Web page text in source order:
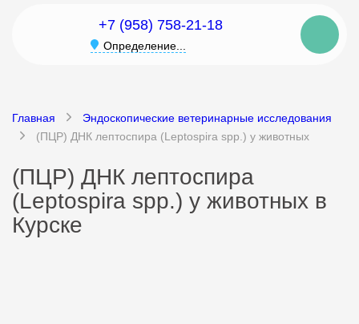
+7 (958) 758-21-18
Определение...
Главная
Эндоскопические ветеринарные исследования
(ПЦР) ДНК лептоспира (Leptospira spp.) у животных
(ПЦР) ДНК лептоспира
(Leptospira spp.) у животных в
Курске